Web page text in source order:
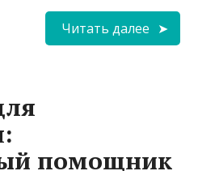
Читать далее
помощник